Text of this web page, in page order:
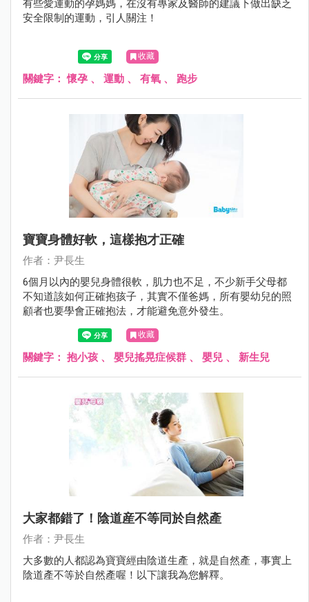
有些愛運動的孕媽媽，在沒有專家及醫師的建議下做出缺乏
安全限制的運動，引人關注！
收藏
關鍵字：懷孕 、 運動 、 有氧 、 跑步
寶寶身體好軟，這樣抱才正確
作者：尹長生
6個月以內的嬰兒身體很軟，肌力也不足，不少新手父母都
不知道該如何正確抱孩子，其實不僅爸媽，所有嬰幼兒的照
顧者也要學會正確抱法，才能避免意外發生。
收藏
關鍵字： 抱小孩 、 嬰兒搖晃症候群 、 嬰兒 、 新生兒
大家都錯了！陰道産不等同於自然產
作者：尹長生
大多數的人都認為寶寶經由陰道生產，就是自然產，事實上
陰道產不等於自然產喔！以下讓我為您解釋。